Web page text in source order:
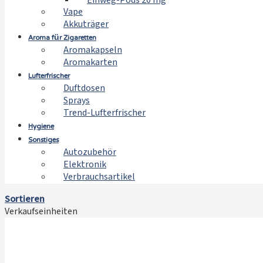
Vape
Akkuträger
Aroma für Zigaretten
Aromakapseln
Aromakarten
Lufterfrischer
Duftdosen
Sprays
Trend-Lufterfrischer
Hygiene
Sonstiges
Autozubehör
Elektronik
Verbrauchsartikel
Sortieren
Verkaufseinheiten